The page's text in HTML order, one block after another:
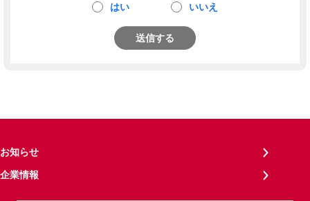
はい いいえ
送信する
お知らせ
企業情報